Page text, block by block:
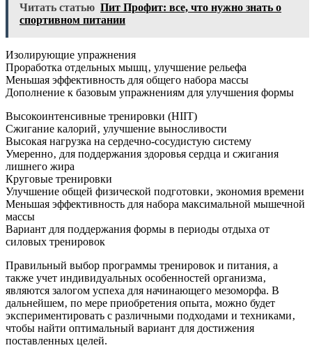
Читать статью Пит Профит: все, что нужно знать о
спортивном питании
Изолирующие упражнения
Проработка отдельных мышц‚ улучшение рельефа
Меньшая эффективность для общего набора массы
Дополнение к базовым упражнениям для улучшения формы
Высокоинтенсивные тренировки (HIIT)
Сжигание калорий‚ улучшение выносливости
Высокая нагрузка на сердечно-сосудистую систему
Умеренно‚ для поддержания здоровья сердца и сжигания
лишнего жира
Круговые тренировки
Улучшение общей физической подготовки‚ экономия времени
Меньшая эффективность для набора максимальной мышечной
массы
Вариант для поддержания формы в периоды отдыха от
силовых тренировок
Правильный выбор программы тренировок и питания‚ а
также учет индивидуальных особенностей организма‚
являются залогом успеха для начинающего мезоморфа. В
дальнейшем‚ по мере приобретения опыта‚ можно будет
экспериментировать с различными подходами и техниками‚
чтобы найти оптимальный вариант для достижения
поставленных целей.